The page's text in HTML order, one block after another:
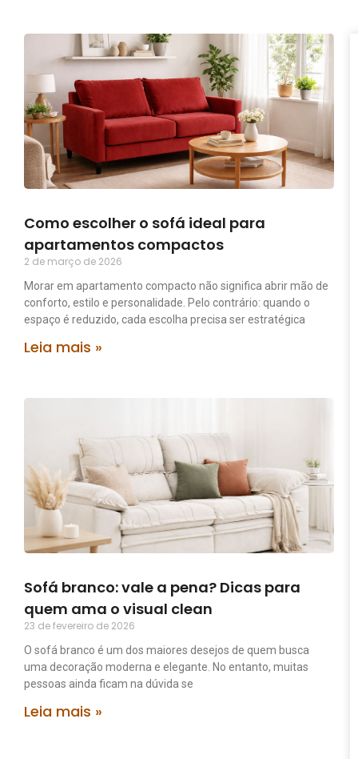
Como escolher o sofá ideal para
apartamentos compactos
2 de março de 2026
Morar em apartamento compacto não significa abrir mão de
conforto, estilo e personalidade. Pelo contrário: quando o
espaço é reduzido, cada escolha precisa ser estratégica
Leia mais »
Sofá branco: vale a pena? Dicas para
quem ama o visual clean
23 de fevereiro de 2026
O sofá branco é um dos maiores desejos de quem busca
uma decoração moderna e elegante. No entanto, muitas
pessoas ainda ficam na dúvida se
Leia mais »